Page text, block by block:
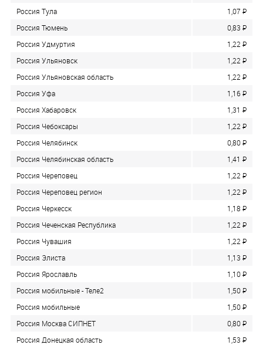
Россия Тула
1,07 P
Россия Тюмень
0,83 P
Россия Удмуртия
1,22 P
Россия Ульяновск
1,22 P
Россия Ульяновская область
1,22 P
Россия Уфа
1,16P
Россия Хабаровск
1,31 P
Россия Чебоксары
1,22 P
Россия Челябинск
0,80P
Россия Челябинская область
1,41 P
Россия Череповец
1,22 P
Россия Череповец регион
1,22 P
Россия Черкесск
1,18 P
Россия Чеченская Республика
1,22 P
Россия Чувашия
1,22 P
Россия Элиста
1,13 P
Россия Ярославль
1,10P
Россия мобильные - Теле2
1,50P
Россия мобильные
1,50P
Россия Москва СИПНЕТ
0,80P
Россия Донецкая область
1,53 P